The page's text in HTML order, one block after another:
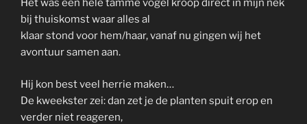
Het was een hele tamme vogel kroop direct in mijn nek
bij thuiskomst waar alles al
klaar stond voor hem/haar, vanaf nu gingen wij het
avontuur samen aan.
Hij kon best veel herrie maken…
De kweekster zei: dan zet je de planten spuit erop en
verder niet reageren,